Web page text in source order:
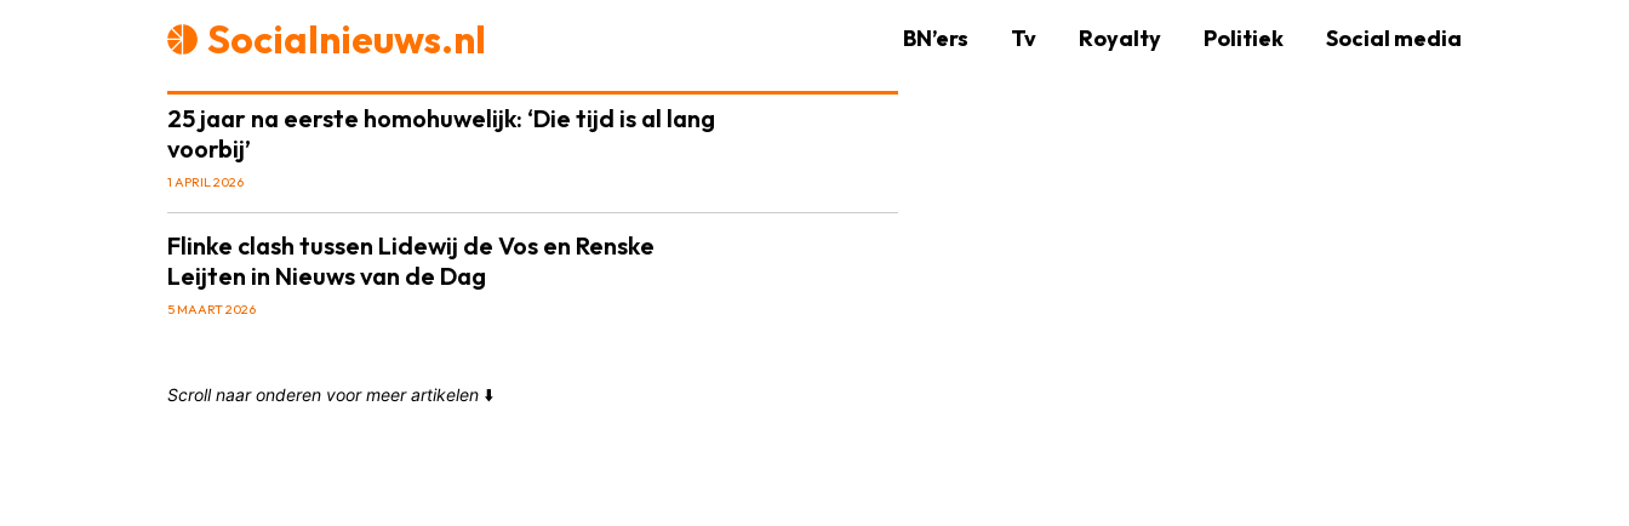
Socialnieuws.nl BN’ers Tv Royalty Politiek Social media
25 jaar na eerste homohuwelijk: ‘Die tijd is al lang
voorbij’
1 APRIL 2026
Flinke clash tussen Lidewij de Vos en Renske
Leijten in Nieuws van de Dag
5 MAART 2026
Scroll naar onderen voor meer artikelen ⬇️